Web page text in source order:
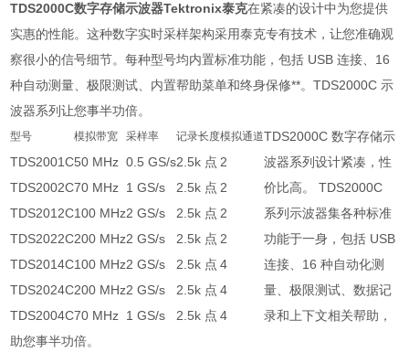
TDS2000C数字存储示波器Tektronix泰克在紧凑的设计中为您提供
实惠的性能。这种数字实时采样架构采用泰克专有技术，让您准确观
察很小的信号细节。每种型号均内置标准功能，包括 USB 连接、16
种自动测量、极限测试、内置帮助菜单和终身保修**。TDS2000C 示
波器系列让您事半功倍。
型号 模拟带宽 采样率 记录长度模拟通道
TDS2001C50 MHz 0.5 GS/s2.5k 点 2
TDS2002C70 MHz 1 GS/s 2.5k 点 2
TDS2012C100 MHz2 GS/s 2.5k 点 2
TDS2022C200 MHz2 GS/s 2.5k 点 2
TDS2014C100 MHz2 GS/s 2.5k 点 4
TDS2024C200 MHz2 GS/s 2.5k 点 4
TDS2004C70 MHz 1 GS/s 2.5k 点 4
TDS2000C 数字存储示
波器系列设计紧凑，性
价比高。 TDS2000C
系列示波器集各种标准
功能于一身，包括 USB
连接、16 种自动化测
量、极限测试、数据记
录和上下文相关帮助，
助您事半功倍。